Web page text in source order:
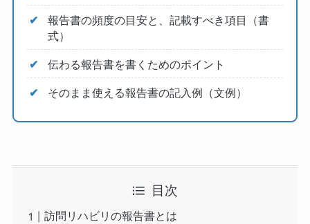
報告書の頻度の目安と、記載すべき項目（書
式）
伝わる報告書を書くためのポイント
そのまま使える報告書の記入例（文例）
目次
訪問リハビリの報告書とは